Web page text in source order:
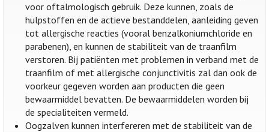
voor oftalmologisch gebruik. Deze kunnen, zoals de
hulpstoffen en de actieve bestanddelen, aanleiding geven
tot allergische reacties (vooral benzalkoniumchloride en
parabenen), en kunnen de stabiliteit van de traanfilm
verstoren. Bij patiënten met problemen in verband met de
traanfilm of met allergische conjunctivitis zal dan ook de
voorkeur gegeven worden aan producten die geen
bewaarmiddel bevatten. De bewaarmiddelen worden bij
de specialiteiten vermeld.
Oogzalven kunnen interfereren met de stabiliteit van de